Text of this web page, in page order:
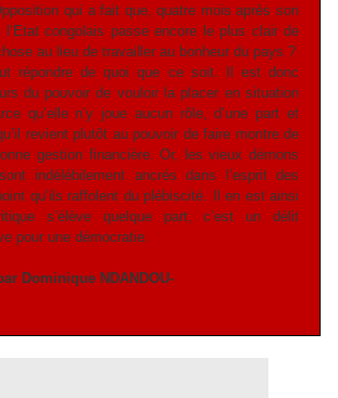
qui a fait que, quatre mois après son
congolais passe encore le plus clair de
au lieu de travailler au bonheur du pays ?
répondre de quoi que ce soit. Il est donc
du pouvoir de vouloir la placer en situation
qu’elle n’y joue aucun rôle, d’une part et
revient plutôt au pouvoir de faire montre de
gestion financière. Or, les vieux démons
indélébilement ancrés dans l’esprit des
qu’ils raffolent du plébiscité. Il en est ainsi
s’élève quelque part, c’est un délit
pour une démocratie.
Dominique NDANDOU-